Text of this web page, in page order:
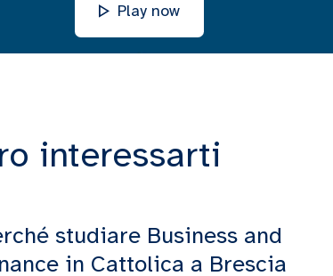
Play now
interessarti
studiare Business and
in Cattolica a Brescia